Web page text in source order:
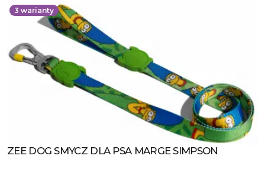
3 warianty
Zobacz produkt
ZEE DOG SMYCZ DLA PSA MARGE SIMPSON